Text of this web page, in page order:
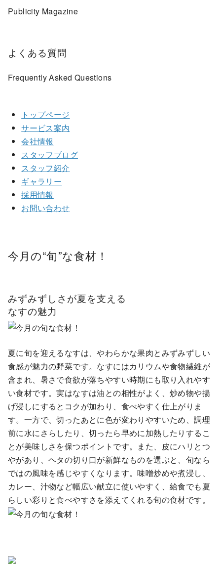
Publicity Magazine
よくある質問
Frequently Asked Questions
トップページ
サービス案内
会社情報
スタッフブログ
スタッフ紹介
ギャラリー
採用情報
お問い合わせ
今月の“旬”な食材！
みずみずしさが夏を支える
なすの魅力
夏に旬を迎えるなすは、やわらかな果肉とみずみずしい
食感が魅力の野菜です。なすにはカリウムや食物繊維が
含まれ、暑さで食欲が落ちやすい時期にも取り入れやす
い食材です。実はなすは油との相性がよく、炒め物や揚
げ浸しにするとコクが加わり、食べやすく仕上がりま
す。一方で、切ったあとに色が変わりやすいため、調理
前に水にさらしたり、切ったら早めに加熱したりするこ
とが美味しさを保つポイントです。また、皮にハリとつ
やがあり、ヘタの切り口が新鮮なものを選ぶと、旬なら
ではの風味を感じやすくなります。味噌炒めや煮浸し、
カレー、汁物など幅広い献立に使いやすく、給食でも夏
らしい彩りと食べやすさを添えてくれる旬の食材です。